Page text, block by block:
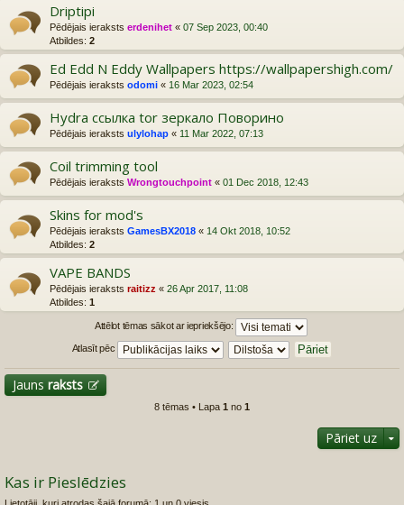
Driptipi
Pēdējais ieraksts erdenihet « 07 Sep 2023, 00:40
Atbildes: 2
Ed Edd N Eddy Wallpapers https://wallpapershigh.com/
Pēdējais ieraksts odomi « 16 Mar 2023, 02:54
Hydra ссылка tor зеркало Поворино
Pēdējais ieraksts ulylohap « 11 Mar 2022, 07:13
Coil trimming tool
Pēdējais ieraksts Wrongtouchpoint « 01 Dec 2018, 12:43
Skins for mod's
Pēdējais ieraksts GamesBX2018 « 14 Okt 2018, 10:52
Atbildes: 2
VAPE BANDS
Pēdējais ieraksts raitizz « 26 Apr 2017, 11:08
Atbildes: 1
Attēlot tēmas sākot ar iepriekšējo:
Atlasīt pēc
Jauns raksts
8 tēmas • Lapa 1 no 1
Pāriet uz
Kas ir Pieslēdzies
Lietotāji, kuri atrodas šajā forumā: 1 un 0 viesis